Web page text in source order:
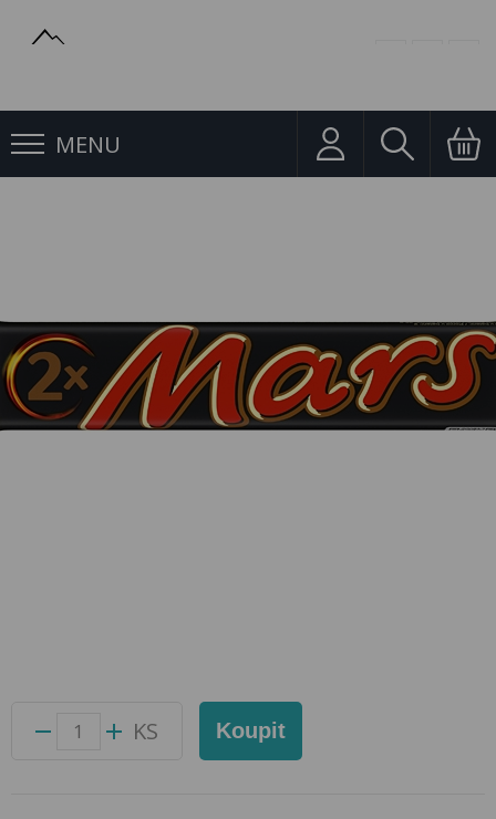
MENU
KS Koupit